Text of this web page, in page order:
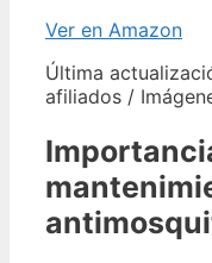
Ver en Amazon
Última
afiliados /